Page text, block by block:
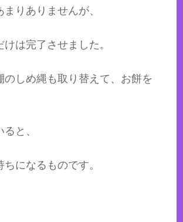
りありませんが、
は完了させました。
のしめ縄も取り替えて、お餅を
と、
になるものです。